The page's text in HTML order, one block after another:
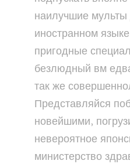
наилучшие
иностранном
пригодные
безлюдный вм
так же
Представляйся
новейшими,
невероятное
министерство